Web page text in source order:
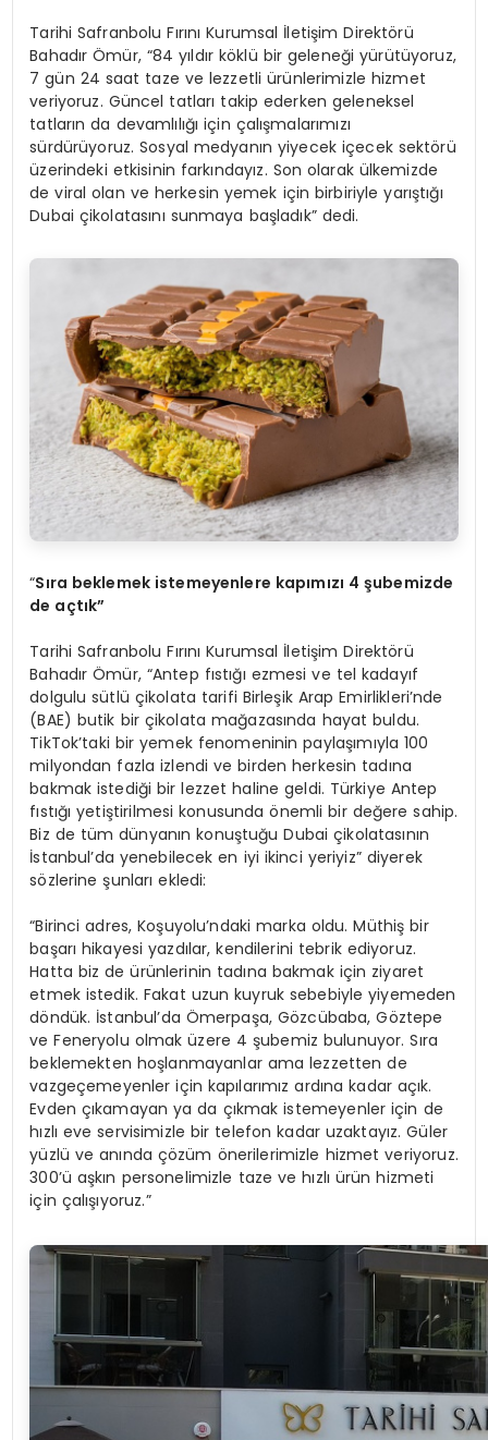
Tarihi Safranbolu Fırını Kurumsal İletişim Direktörü
Bahadır Ömür, “84 yıldır köklü bir geleneği yürütüyoruz,
7 gün 24 saat taze ve lezzetli ürünlerimizle hizmet
veriyoruz. Güncel tatları takip ederken geleneksel
tatların da devamlılığı için çalışmalarımızı
sürdürüyoruz. Sosyal medyanın yiyecek içecek sektörü
üzerindeki etkisinin farkındayız. Son olarak ülkemizde
de viral olan ve herkesin yemek için birbiriyle yarıştığı
Dubai çikolatasını sunmaya başladık” dedi.
“Sıra beklemek istemeyenlere kapımızı 4 şubemizde
de açtık”
Tarihi Safranbolu Fırını Kurumsal İletişim Direktörü
Bahadır Ömür, “Antep fıstığı ezmesi ve tel kadayıf
dolgulu sütlü çikolata tarifi Birleşik Arap Emirlikleri’nde
(BAE) butik bir çikolata mağazasında hayat buldu.
TikTok’taki bir yemek fenomeninin paylaşımıyla 100
milyondan fazla izlendi ve birden herkesin tadına
bakmak istediği bir lezzet haline geldi. Türkiye Antep
fıstığı yetiştirilmesi konusunda önemli bir değere sahip.
Biz de tüm dünyanın konuştuğu Dubai çikolatasının
İstanbul’da yenebilecek en iyi ikinci yeriyiz” diyerek
sözlerine şunları ekledi:
“Birinci adres, Koşuyolu’ndaki marka oldu. Müthiş bir
başarı hikayesi yazdılar, kendilerini tebrik ediyoruz.
Hatta biz de ürünlerinin tadına bakmak için ziyaret
etmek istedik. Fakat uzun kuyruk sebebiyle yiyemeden
döndük. İstanbul’da Ömerpaşa, Gözcübaba, Göztepe
ve Feneryolu olmak üzere 4 şubemiz bulunuyor. Sıra
beklemekten hoşlanmayanlar ama lezzetten de
vazgeçemeyenler için kapılarımız ardına kadar açık.
Evden çıkamayan ya da çıkmak istemeyenler için de
hızlı eve servisimizle bir telefon kadar uzaktayız. Güler
yüzlü ve anında çözüm önerilerimizle hizmet veriyoruz.
300’ü aşkın personelimizle taze ve hızlı ürün hizmeti
için çalışıyoruz.”